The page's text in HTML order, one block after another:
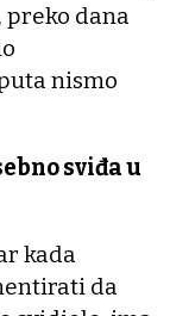
preko dana
nismo
sviđa u
kada
da